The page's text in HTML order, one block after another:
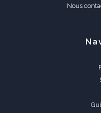
Nous